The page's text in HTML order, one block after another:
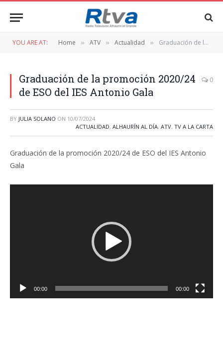
YOU ARE AT: Home » ATV » Actualidad » Graduación de la promoción 2020/24 de ESO del IES Antonio Gala
Graduación de la promoción 2020/24
de ESO del IES Antonio Gala
0
BY JULIA SOLANO ON 10/07/2024
ACTUALIDAD, ALHAURÍN AL DÍA, ATV, TV A LA CARTA
Graduación de la promoción 2020/24 de ESO del IES Antonio
Gala
00:00 00:00